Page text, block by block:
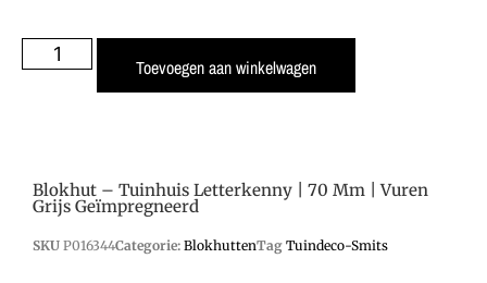
Toevoegen aan winkelwagen
Blokhut – Tuinhuis Letterkenny | 70 Mm | Vuren
Grijs Geïmpregneerd
SKU P016344Categorie: BlokhuttenTag Tuindeco-Smits